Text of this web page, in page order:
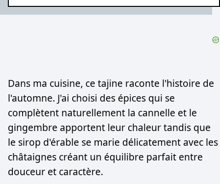
Dans ma cuisine, ce tajine raconte l'histoire de
l'automne. J'ai choisi des épices qui se
complètent naturellement la cannelle et le
gingembre apportent leur chaleur tandis que
le sirop d'érable se marie délicatement avec les
châtaignes créant un équilibre parfait entre
douceur et caractère.